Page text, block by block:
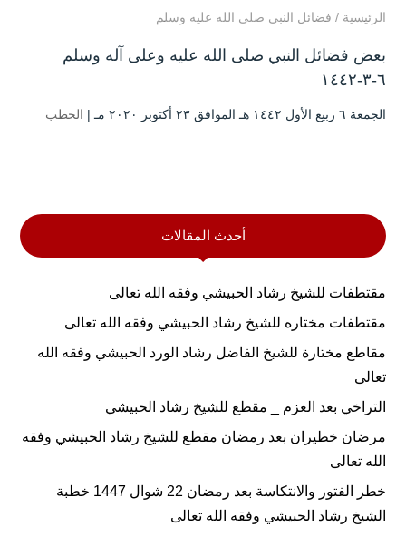
الرئيسية / فضائل النبي صلى الله عليه وسلم
بعض فضائل النبي صلى الله عليه وعلى آله وسلم
٦-٣-١٤٤٢
الجمعة ٦ ربيع الأول ۱٤٤۲ هـ الموافق ۲۳ أكتوبر ۲۰۲۰ مـ | الخطب
أحدث المقالات
مقتطفات للشيخ رشاد الحبيشي وفقه الله تعالى
مقتطفات مختاره للشيخ رشاد الحبيشي وفقه الله تعالى
مقاطع مختارة للشيخ الفاضل رشاد الورد الحبيشي وفقه الله
تعالى
التراخي بعد العزم _ مقطع للشيخ رشاد الحبيشي
مرضان خطيران بعد رمضان مقطع للشيخ رشاد الحبيشي وفقه
الله تعالى
خطر الفتور والانتكاسة بعد رمضان 22 شوال 1447 خطبة
الشيخ رشاد الحبيشي وفقه الله تعالى